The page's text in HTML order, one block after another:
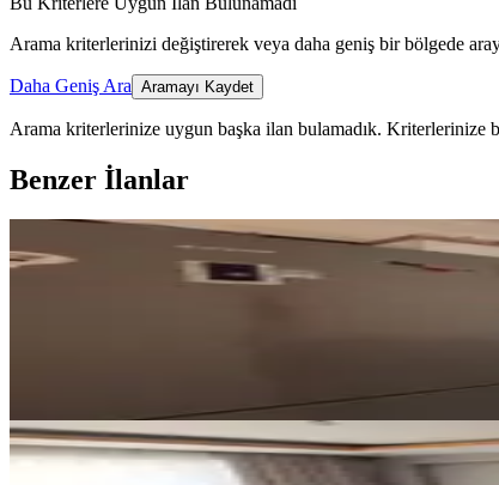
Arama kriterlerinizi değiştirerek veya daha geniş bir bölgede
Daha Geniş Ara Aramayı Kaydet
Arama kriterlerinize uygun başka ilan bulamadık. Kriterlerinize
Benzer İlanlar
Yeni Rota'dan Ballıca Mah.
YENİ
Aslanbeyde Satılık 3+1 Daire